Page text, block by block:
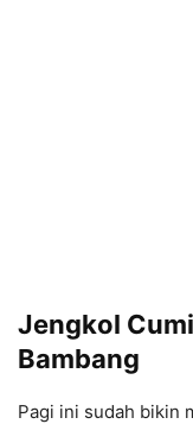
Jengkol
Bambang
Pagi ini sudah bikin